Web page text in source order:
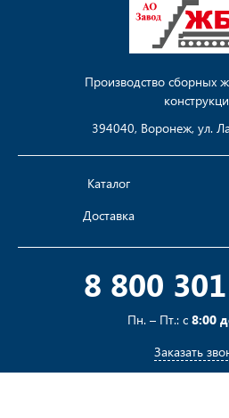
Производство сборных
394040, Воронеж, ул.
Каталог
Доставка
8 800
Пн. – Пт.: с 8:00
Заказать